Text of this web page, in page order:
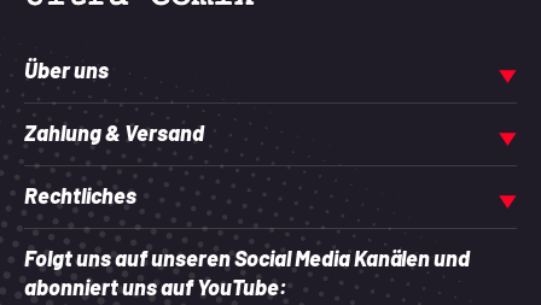
Über uns
Zahlung & Versand
Rechtliches
Folgt uns auf unseren Social Media Kanälen und
abonniert uns auf YouTube: